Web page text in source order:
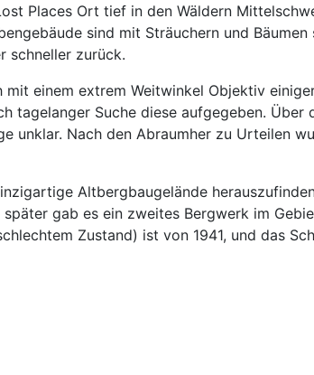
Places Ort tief in den Wäldern
sind mit Sträuchern und
schneller zurück.
einem extrem Weitwinkel Objektiv
tagelanger Suche diese aufgegeben.
unklar. Nach den Abraumher zu Urteilen
Altbergbaugelände
gab es ein zweites Bergwerk im
Zustand) ist von 1941, und das